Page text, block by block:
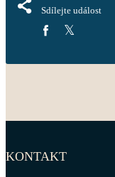
Sdílejte událost
KONTAKT